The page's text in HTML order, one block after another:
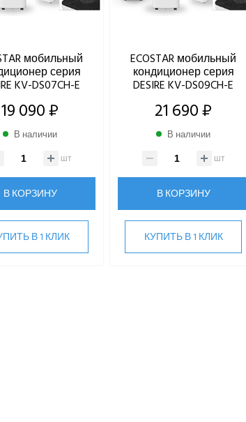
мобильный
серия
KV-DS07CH-E
19 090 ₽
В наличии
шт
В КОРЗИНУ
В 1 КЛИК
ECOSTAR мобильный
кондиционер серия
DESIRE KV-DS09CH-E
21 690 ₽
В наличии
шт
В КОРЗИНУ
КУПИТЬ В 1 КЛИК